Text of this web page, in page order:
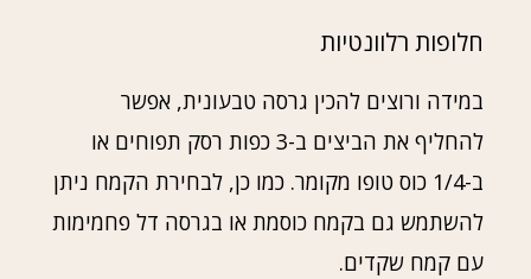
חלופות רלוונטיות
במידה ורוצים להכין גרסה טבעונית, אפשר
להחליף את הביצים ב-3 כפות רסק תפוחים או
ב-1/4 כוס טופו מקומר. כמו כן, לבחירת הקמח ניתן
להשתמש גם בקמח כוסמת או בגרסה דל פחמימות
עם קמח שקדים.